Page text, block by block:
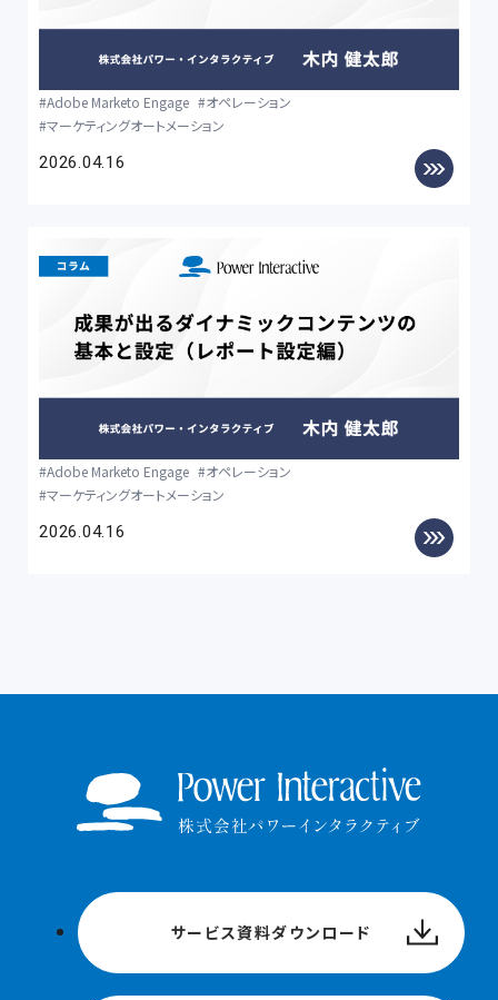
Adobe Marketo Engage
オペレーション
マーケティングオートメーション
2026.04.16
Adobe Marketo Engage
オペレーション
マーケティングオートメーション
2026.04.16
サービス資料ダウンロード